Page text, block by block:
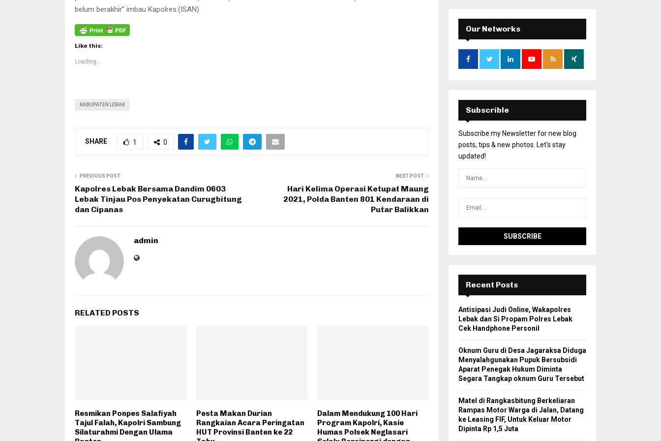
belum berakhir” imbau Kapolres.(ISAN)
Like this:
Loading...
KABUPATEN LEBAK
SHARE 1 0
PREVIOUS POST
Kapolres Lebak Bersama Dandim 0603
Lebak Tinjau Pos Penyekatan Curugbitung
dan Cipanas
NEXT POST
Hari Kelima Operasi Ketupat Maung
2021, Polda Banten 801 Kendaraan di
Putar Balikkan
admin
RELATED POSTS
Resmikan Ponpes Salafiyah
Tajul Falah, Kapolri Sambung
Silaturahmi Dengan Ulama
Pesta Makan Durian
Rangkaian Acara Peringatan
HUT Provinsi Banten ke 22
Dalam Mendukung 100 Hari
Program Kapolri, Kasie
Humas Polsek Neglasari
Our Networks
Subscrible
Subscribe my Newsletter for new blog
posts, tips & new photos. Let's stay
updated!
Recent Posts
Antisipasi Judi Online, Wakapolres
Lebak dan Si Propam Polres Lebak
Cek Handphone Personil
Oknum Guru di Desa Jagaraksa Diduga
Menyalahgunakan Pupuk Bersubsidi
Aparat Penegak Hukum Diminta
Segara Tangkap oknum Guru Tersebut
Matel di Rangkasbitung Berkeliaran
Rampas Motor Warga di Jalan, Datang
ke Leasing FIF, Untuk Keluar Motor
Dipinta Rp 1,5 Juta